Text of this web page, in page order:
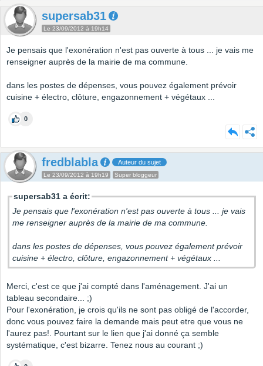
supersab31
Le 23/09/2012 à 19h14
Je pensais que l'exonération n'est pas ouverte à tous ... je vais me
renseigner auprès de la mairie de ma commune.
dans les postes de dépenses, vous pouvez également prévoir
cuisine + électro, clôture, engazonnement + végétaux ...
0
fredblabla Auteur du sujet
Le 23/09/2012 à 19h19 Super bloggeur
supersab31 a écrit:
Je pensais que l'exonération n'est pas ouverte à tous ... je vais
me renseigner auprès de la mairie de ma commune.
dans les postes de dépenses, vous pouvez également prévoir
cuisine + électro, clôture, engazonnement + végétaux ...
Merci, c'est ce que j'ai compté dans l'aménagement. J'ai un
tableau secondaire... ;)
Pour l'exonération, je crois qu'ils ne sont pas obligé de l'accorder,
donc vous pouvez faire la demande mais peut etre que vous ne
l'aurez pas!. Pourtant sur le lien que j'ai donné ça semble
systématique, c'est bizarre. Tenez nous au courant ;)